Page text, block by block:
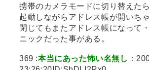
携帯のカメラモードに切り替えた
起動しながらアドレス帳が開いち
閉じてもまたアドレス帳になって
ニックだった事がある。
369 :本当にあった怖い名無し ：